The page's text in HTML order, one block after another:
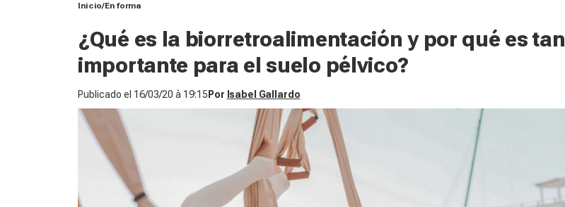
Inicio En forma
¿Qué es la biorretroalimentación y por qué es tan
importante para el suelo pélvico?
Publicado el 16/03/20 à 19:15 Por Isabel Gallardo